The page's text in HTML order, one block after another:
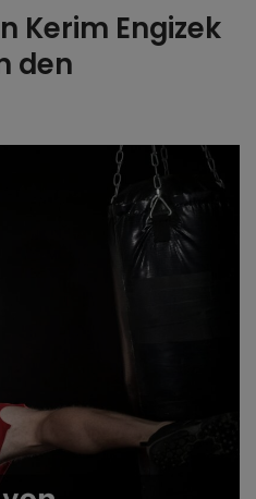
Kerim Engizek
den